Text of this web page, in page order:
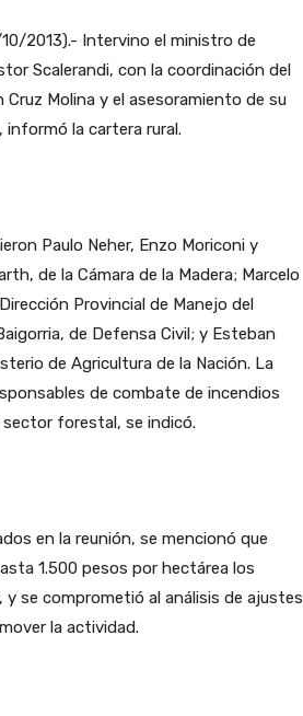
2013).- Intervino el ministro de
Scalerandi, con la coordinación del
Cruz Molina y el asesoramiento de su
la cartera rural.
Paulo Neher, Enzo Moriconi y
de la Cámara de la Madera; Marcelo
Provincial de Manejo del
de Defensa Civil; y Esteban
de Agricultura de la Nación. La
de combate de incendios
forestal, se indicó.
en la reunión, se mencionó que
1.500 pesos por hectárea los
se comprometió al análisis de ajustes
la actividad.